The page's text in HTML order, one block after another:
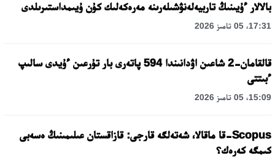
بالالار ءۇيىنىڭ تاربيەلەنۋشىلەرىنە مەرەكەلىك كۇن ۇيىمداستىرىلدى
17:31، 05 تامىز 2026
قالقامان-2 شاعىن اۋدانىندا 594 پاتەرى بار تۇرعىن ءۇيدى سالىپ
ءبىتتى
15:09، 05 تامىز 2026
Scopus-قا ماقالا، شەتەلگە قارجى: قازاقستان عىلىمىنىڭ ەسەبى
كىمگە كەرەك؟